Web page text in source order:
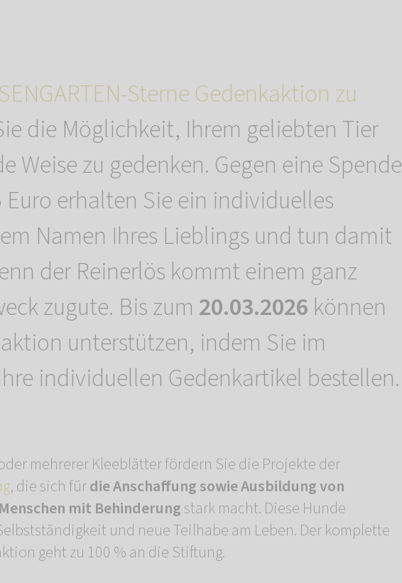
Sterne Gedenkaktion zu
die Möglichkeit, Ihrem geliebten Tier
Weise zu gedenken. Gegen eine Spende
erhalten Sie ein individuelles
Namen Ihres Lieblings und tun damit
der Reinerlös kommt einem ganz
zugute. Bis zum 20.03.2026 können
unterstützen, indem Sie im
Ihre individuellen Gedenkartikel bestellen.
mehrerer Kleeblätter fördern Sie die Projekte der
, die sich fürdie Anschaffung sowie Ausbildung von
mit Behinderungstark macht. Diese Hunde
und neue Teilhabe am Leben. Der komplette
geht zu 100 % an die Stiftung.